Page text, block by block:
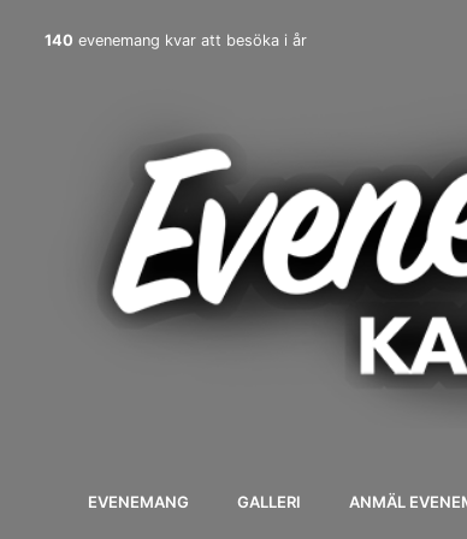
140 evenemang kvar att besöka i år
EVENEMANG GALLERI ANMÄL